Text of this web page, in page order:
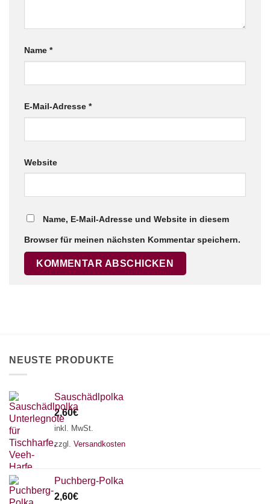
Name *
E-Mail-Adresse *
Website
Name, E-Mail-Adresse und Website in diesem
Browser für meinen nächsten Kommentar speichern.
NEUSTE PRODUKTE
Sauschädlpolka
2,60€
inkl. MwSt.
zzgl. Versandkosten
Puchberg-Polka
2,60€
Chat Support